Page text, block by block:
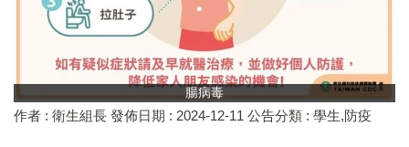
腸病毒
作者 : 衛生組長 發佈日期 : 2024-12-11 公告分類 : 學生,防疫